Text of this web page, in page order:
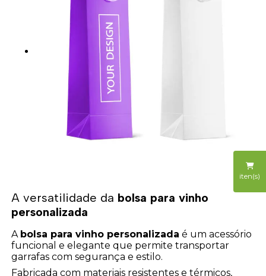
iten(s)
A versatilidade da bolsa para vinho
personalizada
A bolsa para vinho personalizada é um acessório
funcional e elegante que permite transportar
garrafas com segurança e estilo.
Fabricada com materiais resistentes e térmicos,